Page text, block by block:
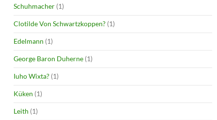
Schuhmacher (1)
Clotilde Von Schwartzkoppen? (1)
Edelmann (1)
George Baron Duherne (1)
Iuho Wixta? (1)
Küken (1)
Leith (1)